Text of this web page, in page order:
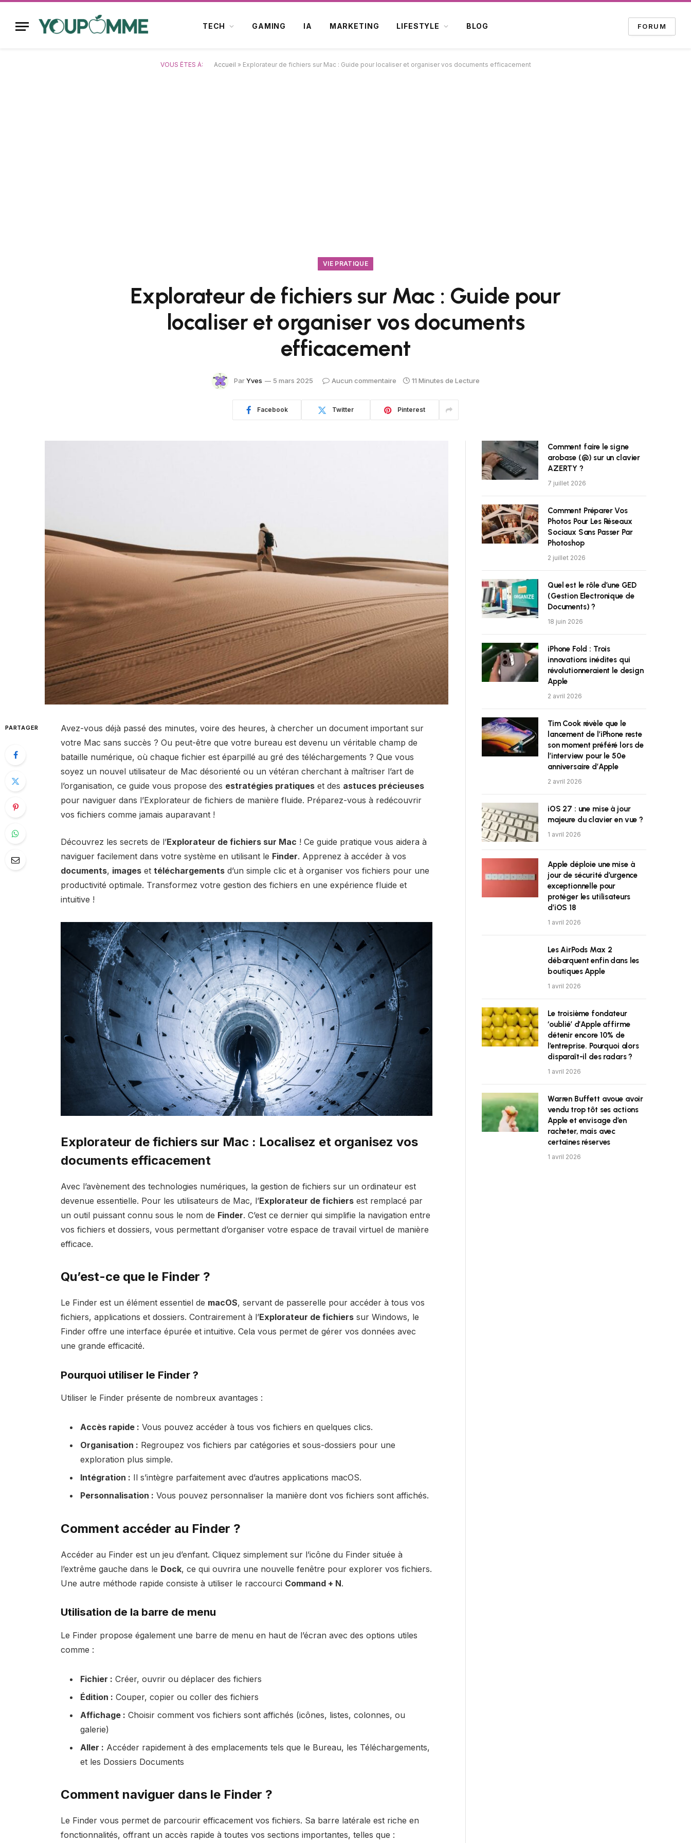
TECH GAMING IA MARKETING LIFESTYLE BLOG FORUM
VOUS ÊTES À: Accueil » Explorateur de fichiers sur Mac : Guide pour localiser et organiser vos documents efficacement
VIE PRATIQUE
Explorateur de fichiers sur Mac : Guide pour
localiser et organiser vos documents
efficacement
Par Yves 5 mars 2025 Aucun commentaire 11 Minutes de Lecture
Facebook Twitter Pinterest
PARTAGER
Avez-vous déjà passé des minutes, voire des heures, à chercher un document important sur
votre Mac sans succès ? Ou peut-être que votre bureau est devenu un véritable champ de
bataille numérique, où chaque fichier est éparpillé au gré des téléchargements ? Que vous
soyez un nouvel utilisateur de Mac désorienté ou un vétéran cherchant à maîtriser l’art de
l’organisation, ce guide vous propose des estratégies pratiqueset des astuces précieuses
pour naviguer dans l’Explorateur de fichiers de manière fluide. Préparez-vous à redécouvrir
vos fichiers comme jamais auparavant !
Découvrez les secrets de l’Explorateur de fichiers sur Mac ! Ce guide pratique vous aidera à
naviguer facilement dans votre système en utilisant le Finder. Apprenez à accéder à vos
documents, imageset téléchargementsd’un simple clic et à organiser vos fichiers pour une
productivité optimale. Transformez votre gestion des fichiers en une expérience fluide et
intuitive !
Explorateur de fichiers sur Mac : Localisez et organisez vos
documents efficacement
Avec l’avènement des technologies numériques, la gestion de fichiers sur un ordinateur est
devenue essentielle. Pour les utilisateurs de Mac, l’Explorateur de fichiersest remplacé par
un outil puissant connu sous le nom de Finder. C’est ce dernier qui simplifie la navigation entre
vos fichiers et dossiers, vous permettant d’organiser votre espace de travail virtuel de manière
efficace.
Qu’est-ce que le Finder ?
Le Finder est un élément essentiel de macOS, servant de passerelle pour accéder à tous vos
fichiers, applications et dossiers. Contrairement à l’Explorateur de fichierssur Windows, le
Finder offre une interface épurée et intuitive. Cela vous permet de gérer vos données avec
une grande efficacité.
Pourquoi utiliser le Finder ?
Utiliser le Finder présente de nombreux avantages :
Accès rapide : Vous pouvez accéder à tous vos fichiers en quelques clics.
Organisation : Regroupez vos fichiers par catégories et sous-dossiers pour une
exploration plus simple.
Intégration : Il s’intègre parfaitement avec d’autres applications macOS.
Personnalisation : Vous pouvez personnaliser la manière dont vos fichiers sont affichés.
Comment accéder au Finder ?
Accéder au Finder est un jeu d’enfant. Cliquez simplement sur l’icône du Finder située à
l’extrême gauche dans le Dock, ce qui ouvrira une nouvelle fenêtre pour explorer vos fichiers.
Une autre méthode rapide consiste à utiliser le raccourci Command + N.
Utilisation de la barre de menu
Le Finder propose également une barre de menu en haut de l’écran avec des options utiles
comme :
Fichier : Créer, ouvrir ou déplacer des fichiers
Édition : Couper, copier ou coller des fichiers
Affichage : Choisir comment vos fichiers sont affichés (icônes, listes, colonnes, ou
galerie)
Aller : Accéder rapidement à des emplacements tels que le Bureau, les Téléchargements,
et les Dossiers Documents
Comment naviguer dans le Finder ?
Le Finder vous permet de parcourir efficacement vos fichiers. Sa barre latérale est riche en
fonctionnalités, offrant un accès rapide à toutes vos sections importantes, telles que :
Comment faire le signe
arobase (@) sur un clavier
AZERTY ?
7 juillet 2026
Comment Préparer Vos
Photos Pour Les Réseaux
Sociaux Sans Passer Par
Photoshop
2 juillet 2026
Quel est le rôle d’une GED
(Gestion Electronique de
Documents) ?
18 juin 2026
iPhone Fold : Trois
innovations inédites qui
révolutionneraient le design
Apple
2 avril 2026
Tim Cook révèle que le
lancement de l’iPhone reste
son moment préféré lors de
l’interview pour le 50e
anniversaire d’Apple
2 avril 2026
iOS 27 : une mise à jour
majeure du clavier en vue ?
1 avril 2026
Apple déploie une mise à
jour de sécurité d’urgence
exceptionnelle pour
protéger les utilisateurs
d’iOS 18
1 avril 2026
Les AirPods Max 2
débarquent enfin dans les
boutiques Apple
1 avril 2026
Le troisième fondateur
‘oublié’ d’Apple affirme
détenir encore 10% de
l’entreprise. Pourquoi alors
disparaît-il des radars ?
1 avril 2026
Warren Buffett avoue avoir
vendu trop tôt ses actions
Apple et envisage d’en
racheter, mais avec
certaines réserves
1 avril 2026